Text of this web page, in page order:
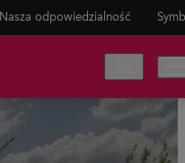
Nasza odpowiedzialność